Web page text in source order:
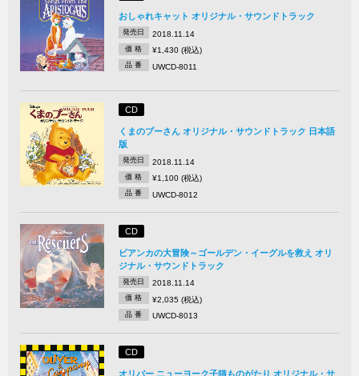
おしゃれキャット オリジナル・サウンドトラック
発売日 2018.11.14
価 格 ¥1,430 (税込)
品 番 UWCD-8011
CD
くまのプーさん オリジナル・サウンドトラック 日本語
版
発売日 2018.11.14
価 格 ¥1,100 (税込)
品 番 UWCD-8012
CD
ビアンカの大冒険～ゴールデン・イーグルを救え オリ
ジナル・サウンドトラック
発売日 2018.11.14
価 格 ¥2,035 (税込)
品 番 UWCD-8013
CD
オリバー ニューヨーク子猫ものがたり オリジナル・サ